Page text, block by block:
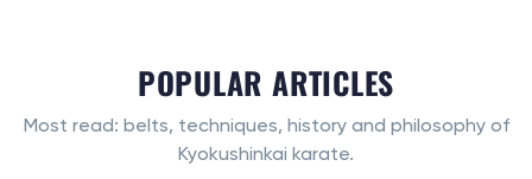
POPULAR ARTICLES
Most read: belts, techniques, history and philosophy of
Kyokushinkai karate.